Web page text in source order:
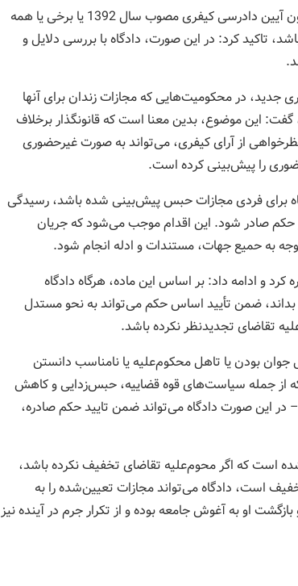
وی با بیان اینکه هر کدام از جهات مندرج در ماده 434 قانون آیین دادرسی کیفری مصوب سال 1392 یا برخی یا همه
تاکید کرد: در این صورت، دادگاه با بررسی دلایل و
جدید، در محکومیت‌هایی که مجازات زندان برای آنها
این موضوع، بدین معنا است که قانونگذار برخلاف
از آرای کیفری، می‌تواند به صورت غیرحضوری
را پیش‌بینی کرده است.
برای فردی مجازات حبس پیش‌بینی شده باشد، رسیدگی
2 قاضی انجام شده و حکم صادر شود. این اقدام موجب می‌شود که جریان
به حمیع جهات، مستندات و ادله انجام شود.
نیز اشاره کرد و ادامه داد: بر اساس این ماده، هرگاه دادگاه
ضمن تأیید اساس حکم می‌تواند به نحو مستدل
تقاضای تجدیدنظر نکرده باشد.
بودن یا تاهل محکوم‌علیه یا نامناسب دانستن
از جمله سیاست‌های قوه قضاییه، حبس‌زدایی و کاهش
در این صورت دادگاه می‌تواند ضمن تایید حکم صادره،
است که اگر محوم‌علیه تقاضای تخفیف نکرده باشد،
است، دادگاه می‌تواند مجازات تعیین‌شده را به
او به آغوش جامعه بوده و از تکرار جرم در آینده نیز